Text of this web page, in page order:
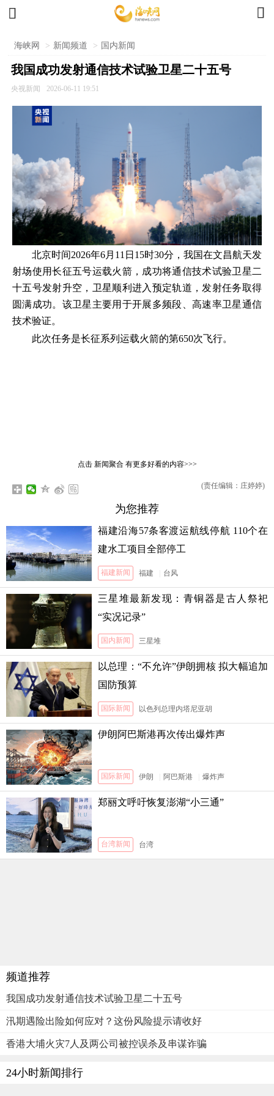
 
海峡网 > 新闻频道 > 国内新闻
我国成功发射通信技术试验卫星二十五号
央视新闻 2026-06-11 19:51
北京时间2026年6月11日15时30分，我国在文昌航天发
射场使用长征五号运载火箭，成功将通信技术试验卫星二
十五号发射升空，卫星顺利进入预定轨道，发射任务取得
圆满成功。该卫星主要用于开展多频段、高速率卫星通信
技术验证。
此次任务是长征系列运载火箭的第650次飞行。
点击 新闻聚合有更多好看的内容>>>
(责任编辑：庄婷婷)
为您推荐
福建沿海57条客渡运航线停航 110个在
建水工项目全部停工
福建新闻 福建 台风
三星堆最新发现：青铜器是古人祭祀
“实况记录”
国内新闻 三星堆
以总理：“不允许”伊朗拥核 拟大幅追加
国防预算
国际新闻 以色列总理内塔尼亚胡
伊朗阿巴斯港再次传出爆炸声
国际新闻 伊朗 阿巴斯港 爆炸声
郑丽文呼吁恢复澎湖“小三通”
台湾新闻 台湾
频道推荐
我国成功发射通信技术试验卫星二十五号
汛期遇险出险如何应对？这份风险提示请收好
香港大埔火灾7人及两公司被控误杀及串谋诈骗
24小时新闻排行